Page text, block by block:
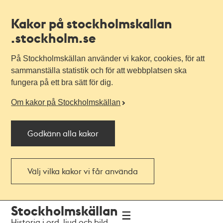
Kakor på stockholmskallan
.stockholm.se
På Stockholmskällan använder vi kakor, cookies, för att
sammanställa statistik och för att webbplatsen ska
fungera på ett bra sätt för dig.
Om kakor på Stockholmskällan
Godkänn alla kakor
Välj vilka kakor vi får använda
navigationen
huvudinnehållet
Stockholmskällan